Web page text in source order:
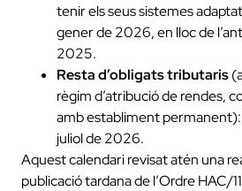
tenir els seus sistemes
gener de 2026, en lloc de
2025.
Resta d’obligats tributaris
règim d’atribució de rendes,
amb establiment permanent):
juliol de 2026.
Aquest calendari revisat atén una
publicació tardana de l’Ordre HAC/